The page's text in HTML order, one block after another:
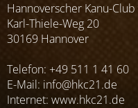
Hannoverscher Kanu-
Karl-Thiele-Weg 20
30169 Hannover
Telefon: +49 511 1 41 60
E-Mail: info@hkc21.de
Internet: www.hkc21.de